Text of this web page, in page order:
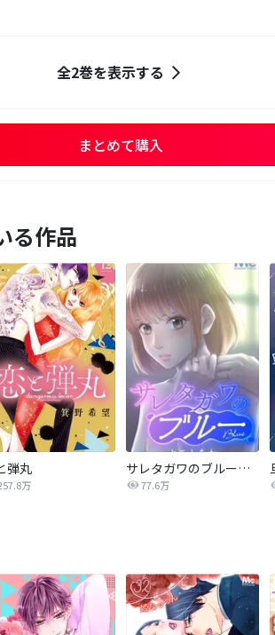
全2巻を表示する
まとめて購入
る作品
弾丸
万
サレタガワのブルー【タテヨミ】
77.6万